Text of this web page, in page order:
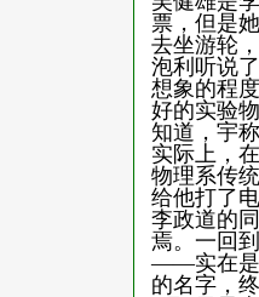
票，但是
去坐游轮
泡利听说
想象的程
好的实验
知道，宇
实际上，
物理系传
给他打了
李政道的
焉。一回
——实在是
的名字，